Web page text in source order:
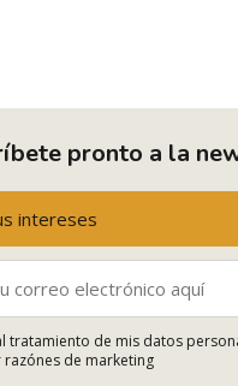
pronto a la
intereses
tratamiento de mis datos
razónes de marketing